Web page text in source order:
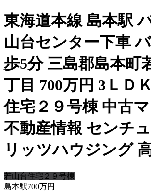
東海道本線 島本駅
山台センター下車
歩5分 三島郡島本町
丁目 700万円 3ＬＤ
住宅２９号棟 中古
不動産情報 センチ
リッツハウジング
若山台住宅２９号棟
島本駅700万円